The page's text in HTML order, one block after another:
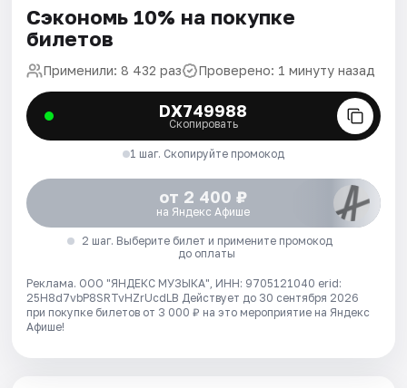
Сэкономь 10% на покупке
билетов
Применили: 8 432 раз Проверено: 1 минуту назад
DX749988
Скопировать
1 шаг. Скопируйте промокод
от 2 400 ₽
на Яндекс Афише
2 шаг. Выберите билет и примените промокод
до оплаты
Реклама. ООО "ЯНДЕКС МУЗЫКА", ИНН: 9705121040 erid:
25H8d7vbP8SRTvHZrUcdLB Действует до 30 сентября 2026
при покупке билетов от 3 000 ₽ на это мероприятие на Яндекс
Афише!